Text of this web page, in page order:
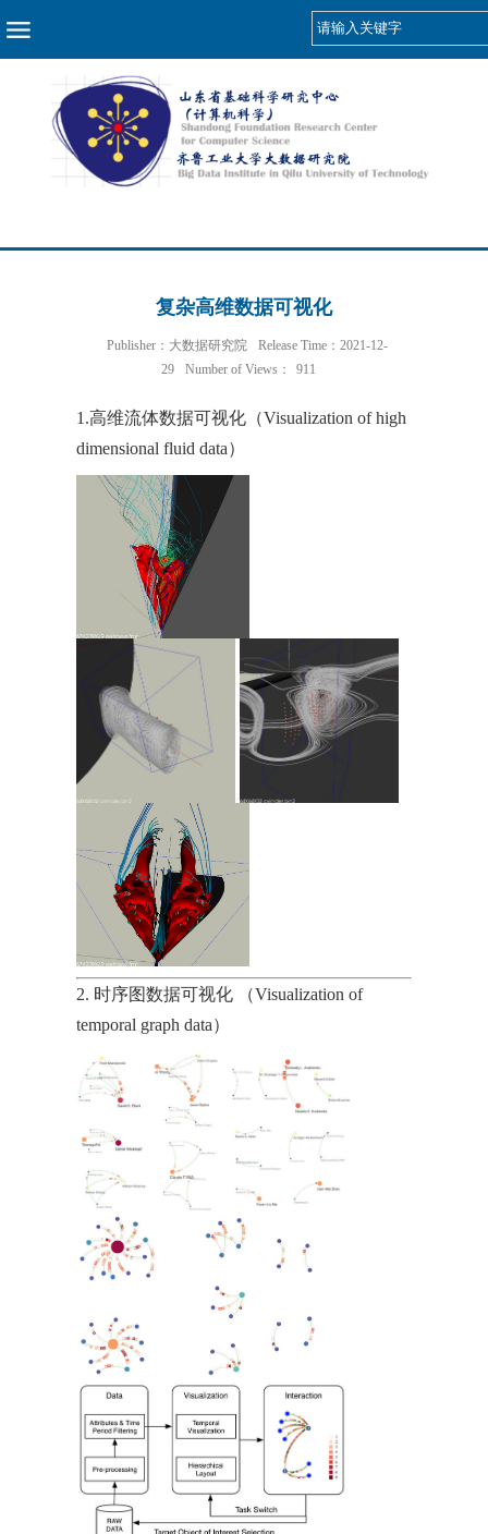
复杂高维数据可视化
Publisher：大数据研究院
Release Time：2021-12-
29
Number of Views： 911
1.高维流体数据可视化（Visualization of high
dimensional fluid data）
2. 时序图数据可视化 （Visualization of
temporal graph data）